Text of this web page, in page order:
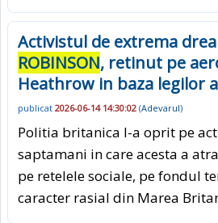
Activistul de extrema
ROBINSON, retinut pe
Heathrow in baza legilor
publicat 2026-06-14 14:30:02 (Adevarul)
Politia britanica l-a oprit pe
saptamani in care acesta a
pe retelele sociale, pe fondul
caracter rasial din Marea